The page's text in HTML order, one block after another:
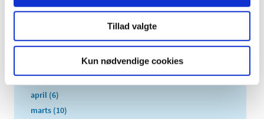
Tillad valgte
Kun nødvendige cookies
juli (2)
maj (3)
april (6)
marts (10)